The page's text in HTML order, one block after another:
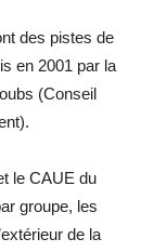
des pistes de
en 2001 par la
(Conseil
le CAUE du
groupe, les
de la